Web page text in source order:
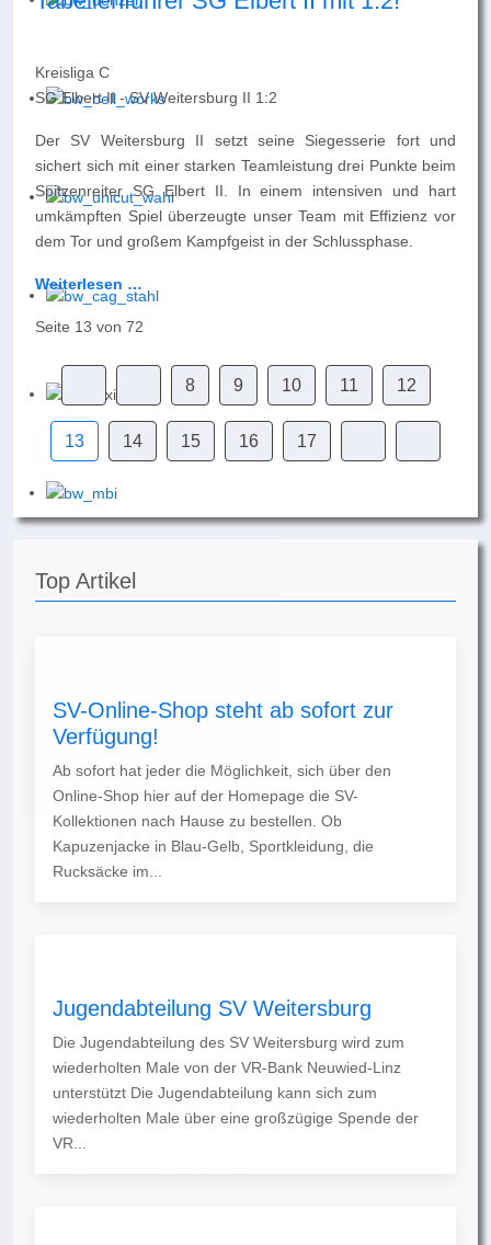
Kreisliga C
SG Elbert II - SV Weitersburg II 1:2
Der SV Weitersburg II setzt seine Siegesserie fort und
sichert sich mit einer starken Teamleistung drei Punkte beim
Spitzenreiter SG Elbert II. In einem intensiven und hart
umkämpften Spiel überzeugte unser Team mit Effizienz vor
dem Tor und großem Kampfgeist in der Schlussphase.
Weiterlesen …
Seite 13 von 72
8 9 10 11 12
13 14 15 16 17
Top Artikel
SV-Online-Shop steht ab sofort zur
Verfügung!
Ab sofort hat jeder die Möglichkeit, sich über den
Online-Shop hier auf der Homepage die SV-
Kollektionen nach Hause zu bestellen. Ob
Kapuzenjacke in Blau-Gelb, Sportkleidung, die
Rucksäcke im...
Jugendabteilung SV Weitersburg
Die Jugendabteilung des SV Weitersburg wird zum
wiederholten Male von der VR-Bank Neuwied-Linz
unterstützt Die Jugendabteilung kann sich zum
wiederholten Male über eine großzügige Spende der
VR...